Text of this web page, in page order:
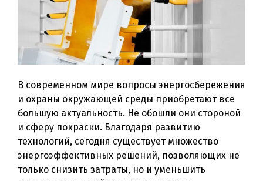
В современном мире вопросы энергосбережения
и охраны окружающей среды приобретают все
большую актуальность. Не обошли они стороной
и сферу покраски. Благодаря развитию
технологий, сегодня существует множество
энергоэффективных решений, позволяющих не
только снизить затраты, но и уменьшить